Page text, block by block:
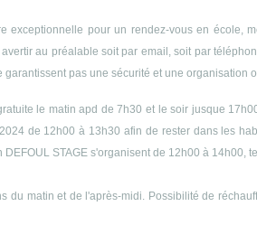
exceptionnelle pour un rendez-vous en école,
avertir au préalable soit par email, soit par
pas une sécurité et une organisation
le matin apd de 7h30 et le soir jusque
de 12h00 à 13h30 afin de rester dans les
STAGE s'organisent de 12h00 à 14h00,
du matin et de l'après-midi. Possibilité de